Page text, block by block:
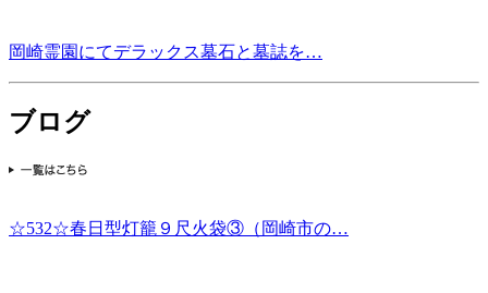
岡崎霊園にてデラックス墓石と墓誌を…
ブログ
☆532☆春日型灯籠９尺火袋③（岡崎市の…